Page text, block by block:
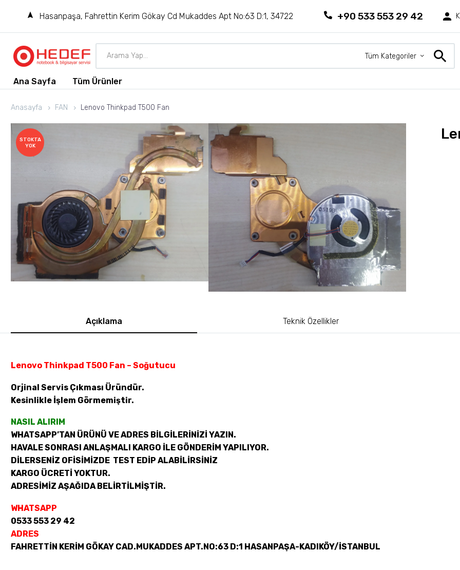
Hasanpaşa, Fahrettin Kerim Gökay Cd Mukaddes Apt No:63 D:1, 34722 +90 533 553 29 42
Tüm Kategoriler
Ana Sayfa Tüm Ürünler
Anasayfa FAN Lenovo Thinkpad T500 Fan
STOKTA
YOK
Açıklama Teknik Özellikler
Lenovo Thinkpad T500 Fan – Soğutucu
Orjinal Servis Çıkması Üründür.
Kesinlikle İşlem Görmemiştir.
NASIL ALIRIM
WHATSAPP’TAN ÜRÜNÜ VE ADRES BİLGİLERİNİZİ YAZIN.
HAVALE SONRASI ANLAŞMALI KARGO İLE GÖNDERİM YAPILIYOR.
DİLERSENİZ OFİSİMİZDE TEST EDİP ALABİLİRSİNİZ
KARGO ÜCRETİ YOKTUR.
ADRESİMİZ AŞAĞIDA BELİRTİLMİŞTİR.
WHATSAPP
0533 553 29 42
ADRES
FAHRETTİN KERİM GÖKAY CAD.MUKADDES APT.NO:63 D:1 HASANPAŞA-KADIKÖY/İSTANBUL